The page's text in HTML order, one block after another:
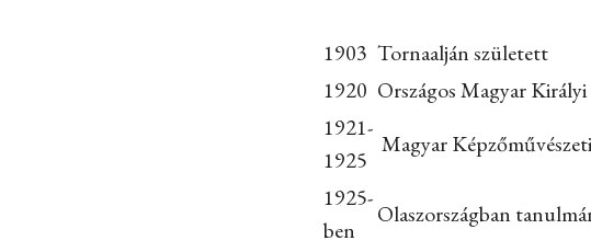
1903 Tornaalján született
1920 Országos Magyar
1921-
1925
Magyar
1925-
ben
Olaszországban